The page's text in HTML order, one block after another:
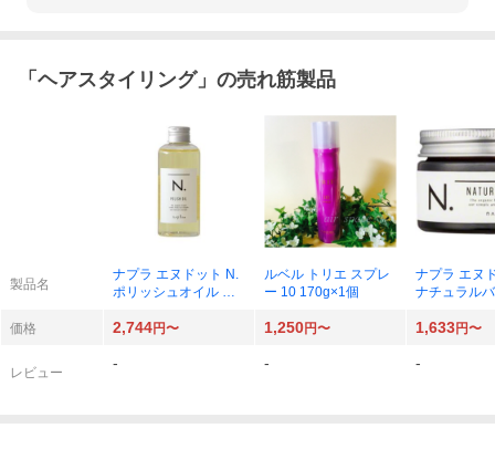
「 ヘアスタイリング」の売れ筋製品
製品名
ナプラ エヌドット N.
ポリッシュオイル マ
ルガモットの香り 150
ルベル トリエ スプレ
ー 10 170g×1個
ナプラ エヌ
ナチュラル
ルガモット
価格 2,744円〜 1,250円〜 1,633円〜
レビュー
- - -